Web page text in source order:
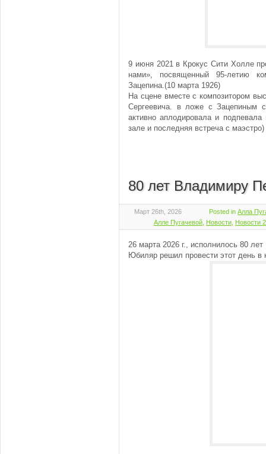
9 июня 2021 в Крокус Сити Холле
нами», посвященный 95-летию
Зацепина.(10 марта 1926)
На сцене вместе с композитором
Сергеевича. в ложе с Зацепиным
активно аплодировала и
зале и последняя встреча с маэстро)
80 лет Владимиру
Март 26th, 2026 Posted in Алла
Алле Пугачевой Новости Новости
26 марта 2026 г., исполнилось 80
Юбиляр решил провести этот день в